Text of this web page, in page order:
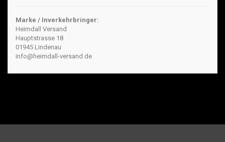
Marke / Inverkehrbringer:
Heimdall Versand
Hauptstrasse 18
01945 Lindenau
info@heimdall-versand.de